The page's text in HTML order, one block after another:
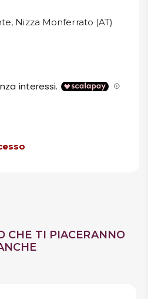
Nizza Monferrato (AT)
CHE TI PIACERANNO